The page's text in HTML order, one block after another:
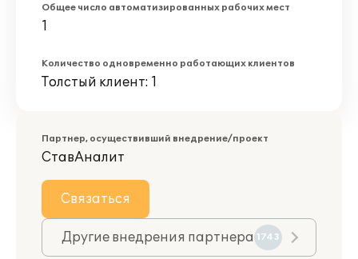
Общее число автоматизированных рабочих мест
1
Количество одновременно работающих клиентов
Толстый клиент: 1
Партнер, осуществивший внедрение/проект
СтавАналит
Связаться
Другие внедрения партнера 1743